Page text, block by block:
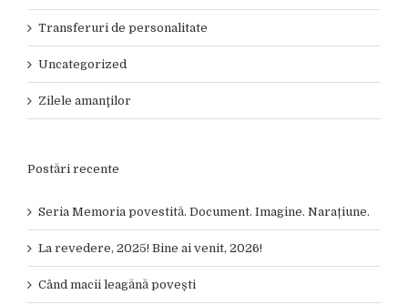
Transferuri de personalitate
Uncategorized
Zilele amanţilor
Postări recente
Seria Memoria povestită. Document. Imagine. Narațiune.
La revedere, 2025! Bine ai venit, 2026!
Când macii leagănă povești